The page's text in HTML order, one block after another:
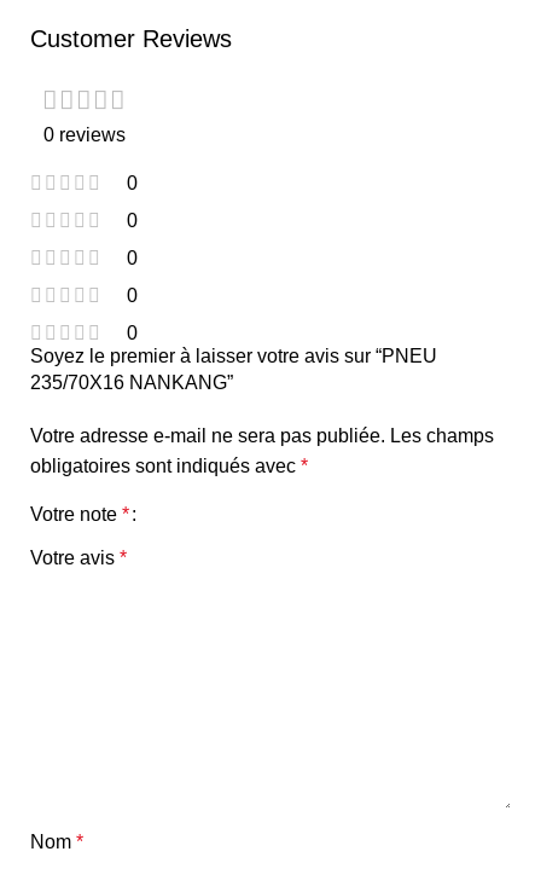
Customer Reviews
0 reviews
0
0
0
0
0
Soyez le premier à laisser votre avis sur “PNEU
235/70X16 NANKANG”
Votre adresse e-mail ne sera pas publiée. Les champs
obligatoires sont indiqués avec *
Votre note *
Votre avis *
Nom *